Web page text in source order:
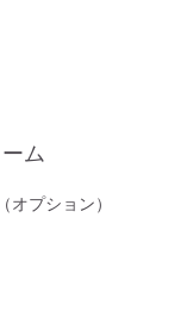
ください～
参拝するの
はらえ）」
ム
オプション）